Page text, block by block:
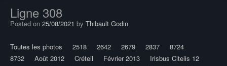
Ligne 308
Posted on 25/08/2021 by Thibault Godin
Toutes les photos 2518 2642 2679 2837
8724
8732
Août 2012 Créteil Février 2013
Irisbus Citelis 12